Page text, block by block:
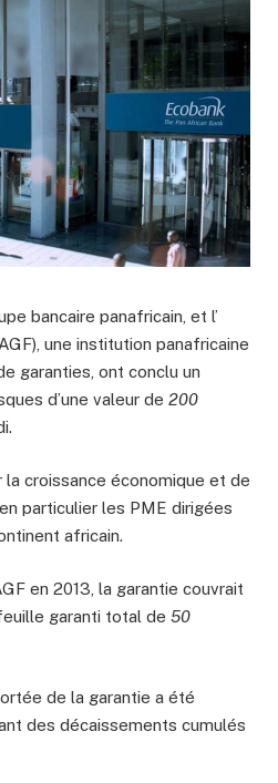
bancaire panafricain, et l’
une institution panafricaine
garanties, ont conclu un
d’une valeur de 200
croissance économique et de
particulier les PME dirigées
africain.
en 2013, la garantie couvrait
garanti total de 50
de la garantie a été
des décaissements cumulés